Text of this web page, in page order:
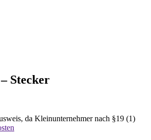
Stecker
da Kleinunternehmer nach §19 (1)